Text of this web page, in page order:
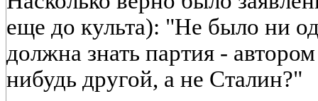
еще до культа): "Не было ни
должна знать партия -
нибудь другой, а не Сталин?"